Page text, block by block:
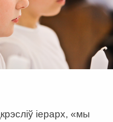
іерарх, «мы